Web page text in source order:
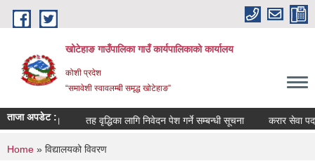
Skip to main content
खोटेहाङ गाउँपालिका गाउँ कार्यपालिकाको कार्यालय
कोशी प्रदेश
“समावेशी स्वावलम्बी समृद्ध खोटेहाङ”
ताजा अपडेट :
सूचना । तह वृद्धिका लागि निवेदन पेश गर्ने सम्बन्धी सूचना करार सेवा पदपूर्ती
You are here
Home » विद्यालयको विवरण